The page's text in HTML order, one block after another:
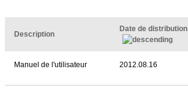
Description
Date de distribution
Manuel de l'utilisateur 2012.08.16